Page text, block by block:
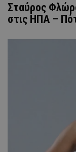
Σταύρος
στις ΗΠΑ –